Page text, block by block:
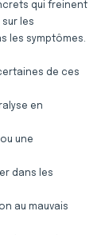
qui freinent
les
les symptômes.
de ces
en
une
dans les
au mauvais